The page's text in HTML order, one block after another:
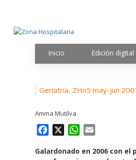
Inicio Edición digital
Geriatría, ZHn5 may-jun
Amma Mutilva
c
W
a
a
Galardonado en 2006 con